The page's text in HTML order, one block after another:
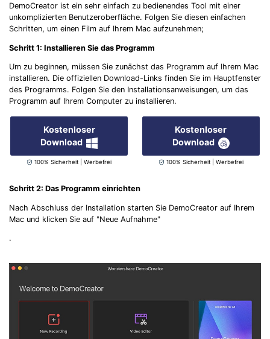
DemoCreator ist ein sehr einfach zu bedienendes Tool mit einer
unkomplizierten Benutzeroberfläche. Folgen Sie diesen einfachen
Schritten, um einen Film auf Ihrem Mac aufzunehmen;
Schritt 1: Installieren Sie das Programm
Um zu beginnen, müssen Sie zunächst das Programm auf Ihrem Mac
installieren. Die offiziellen Download-Links finden Sie im Hauptfenster
des Programms. Folgen Sie den Installationsanweisungen, um das
Programm auf Ihrem Computer zu installieren.
Kostenloser
Download
100% Sicherheit | Werbefrei
Kostenloser
Download
100% Sicherheit | Werbefrei
Schritt 2: Das Programm einrichten
Nach Abschluss der Installation starten Sie DemoCreator auf Ihrem
Mac und klicken Sie auf "Neue Aufnahme"
.